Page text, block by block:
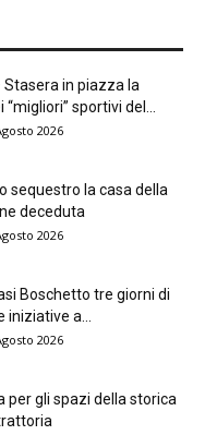
Stasera in piazza la
sportivi del...
2026
sequestro la casa della
deceduta
2026
Boschetto tre giorni di
iniziative a...
2026
per gli spazi della storica